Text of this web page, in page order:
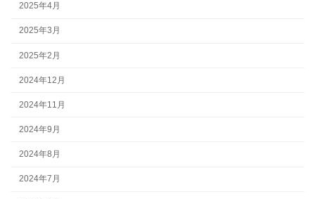
2025年4月
2025年3月
2025年2月
2024年12月
2024年11月
2024年9月
2024年8月
2024年7月